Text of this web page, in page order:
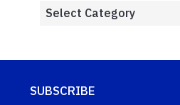
SUBSCRIBE